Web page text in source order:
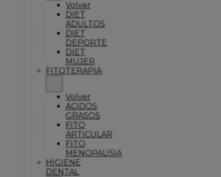
Volver
DIET
ADULTOS
DIET
DEPORTE
DIET
MUJER
FITOTERAPIA
Volver
ACIDOS
GRASOS
FITO
ARTICULAR
FITO
MENOPAUSIA
HIGIENE
DENTAL